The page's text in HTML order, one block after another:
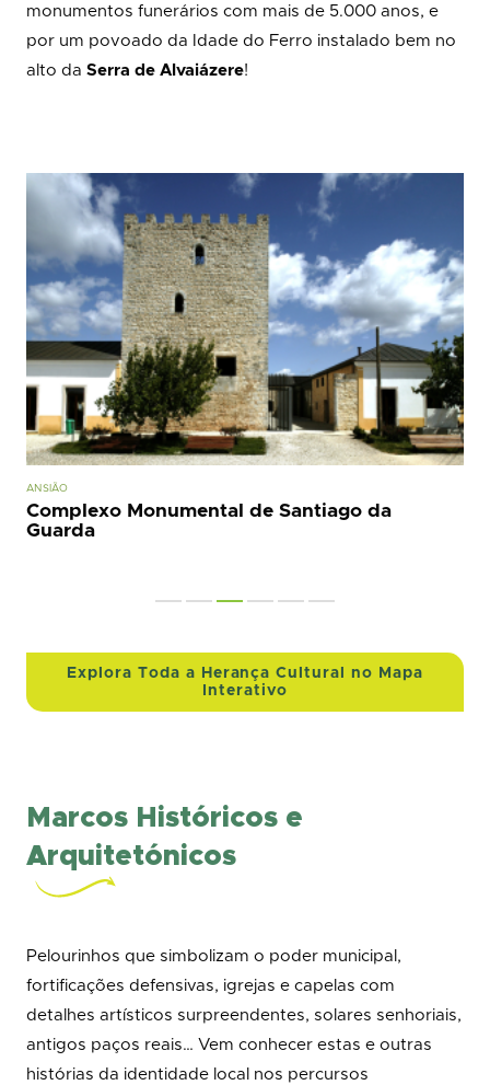
monumentos funerários com mais de 5.000 anos, e
por um povoado da Idade do Ferro instalado bem no
alto da Serra de Alvaiázere!
ALVAIÁZERE
Anta 2 do Rego da Murta
Explora Toda a Herança Cultural no Mapa
Interativo
Marcos Históricos e
Arquitetónicos
Pelourinhos que simbolizam o poder municipal,
fortificações defensivas, igrejas e capelas com
detalhes artísticos surpreendentes, solares senhoriais,
antigos paços reais… Vem conhecer estas e outras
histórias da identidade local nos percursos